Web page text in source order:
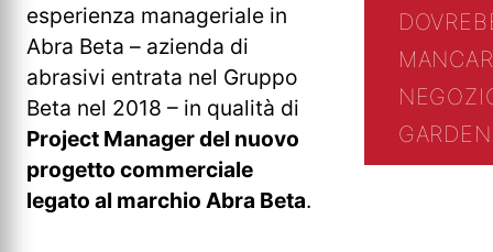
esperienza manageriale in
Abra Beta – azienda di
abrasivi entrata nel Gruppo
Beta nel 2018 – in qualità di
Project Manager del nuovo
progetto commerciale
legato al marchio Abra Beta.
GARDEN